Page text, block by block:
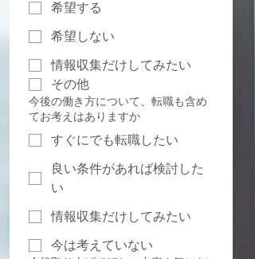
希望する
希望しない
情報収集だけしてみたい
その他
今後の働き方について、転職も含め
てお考えはありますか
すぐにでも転職したい
良い条件があれば検討した
い
情報収集だけしてみたい
今は考えていない